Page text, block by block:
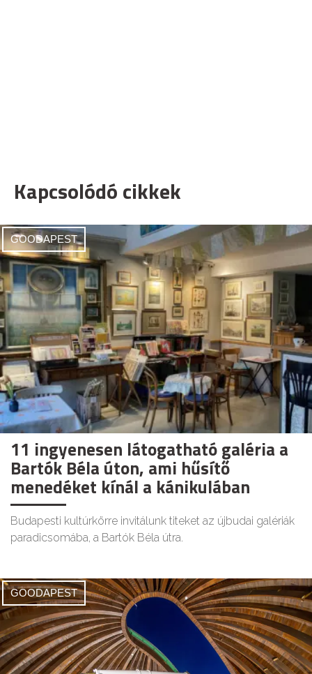
Kapcsolódó cikkek
GOODAPEST
11 ingyenesen látogatható galéria a
Bartók Béla úton, ami hűsítő
menedéket kínál a kánikulában
Budapesti kultúrkörre invitálunk titeket az újbudai galériák
paradicsomába, a Bartók Béla útra.
GOODAPEST